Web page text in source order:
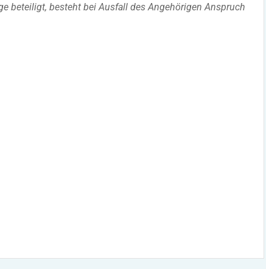
beteiligt, besteht bei Ausfall des Angehörigen Anspruch